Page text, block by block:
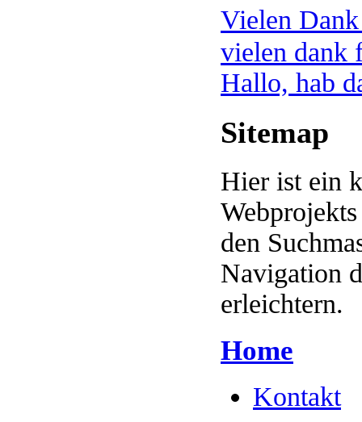
Vielen
vielen dank
Hallo, hab
Sitemap
Hier ist ein
den
Navigation
erleichtern.
Home
Kontakt